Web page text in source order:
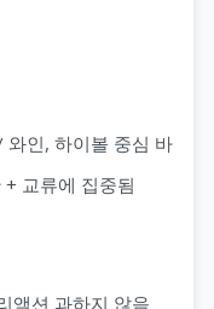
인, 하이볼 중심 바
교류에 집중됨
액션 과하지 않음